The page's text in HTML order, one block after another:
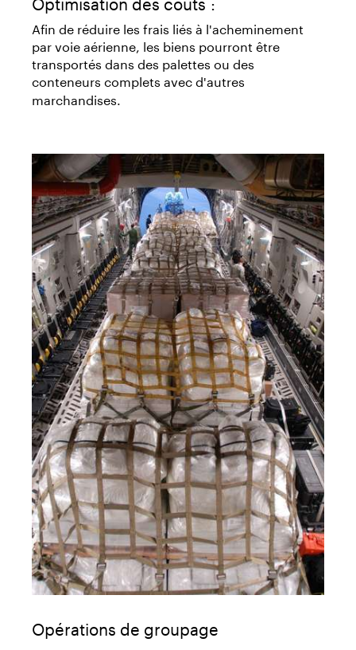
Afin de réduire les frais liés à l'acheminement
par voie aérienne, les biens pourront être
transportés dans des palettes ou des
conteneurs complets avec d'autres
marchandises.
Opérations de groupage